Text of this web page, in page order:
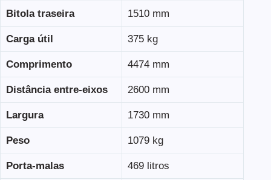
Bitola traseira 1510 mm
Carga útil 375 kg
Comprimento 4474 mm
Distância entre-eixos 2600 mm
Largura 1730 mm
Peso 1079 kg
Porta-malas 469 litros